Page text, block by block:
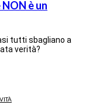
è un
tutti sbagliano a
verità?